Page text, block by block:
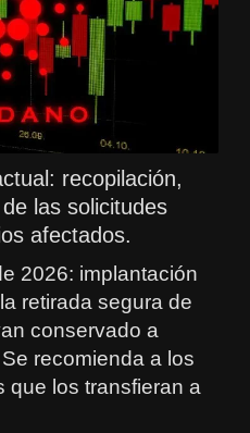
recopilación,
las solicitudes
afectados.
2026: implantación
retirada segura de
conservado a
recomienda a los
que los transfieran a